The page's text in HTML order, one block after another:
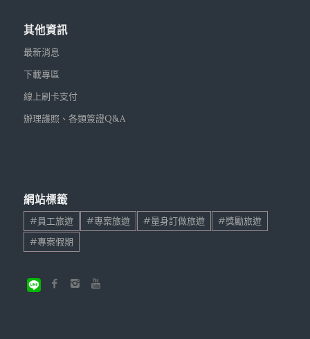
其他資訊
最新消息
下載專區
線上刷卡支付
辦理護照、各類簽證Q&A
網站標籤
#員工旅遊
#專案旅遊 #量身訂做旅遊
#獎勵旅遊
#專案假期